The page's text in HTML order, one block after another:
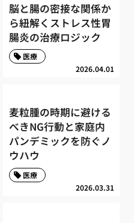
脳と腸の密接な関係か
ら紐解くストレス性胃
腸炎の治療ロジック
2026.04.01
医療
麦粒腫の時期に避ける
べきNG行動と家庭内
パンデミックを防ぐノ
ウハウ
2026.03.31
医療